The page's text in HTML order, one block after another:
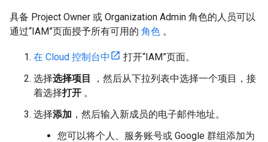
具备 Project Owner 或 Organization Admin 角色的人员可以
通过“IAM”页面授予所有可用的 角色 。
在 Cloud 控制台中
打开“IAM”页面。
选择选择项目
，然后从下拉列表中选择一个项目，接
着选择打开 。
选择添加 ，然后输入新成员的电子邮件地址。
您可以将个人、服务账号或 Google 群组添加为